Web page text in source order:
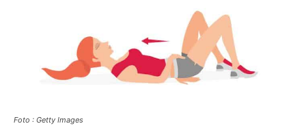
Foto : Getty Images